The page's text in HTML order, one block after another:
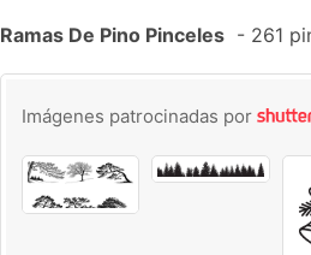
Ramas De Pino Pinceles - 261
Imágenes patrocinadas por